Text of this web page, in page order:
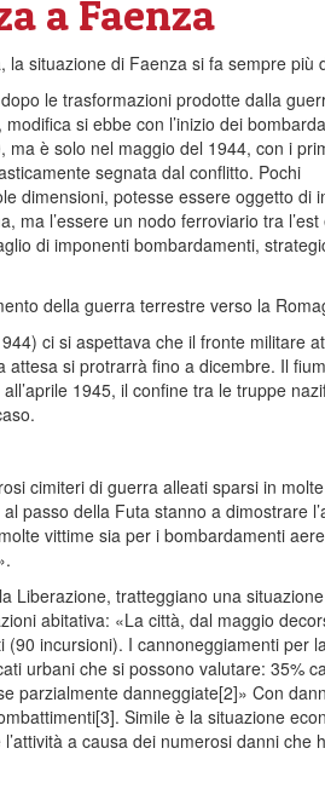
a Faenza
la situazione di Faenza si fa sempre più
le trasformazioni prodotte dalla
si ebbe con l’inizio dei
ma è solo nel maggio del 1944, con i
segnata dal conflitto. Pochi
dimensioni, potesse essere oggetto di
l’essere un nodo ferroviario tra l’est
di imponenti bombardamenti,
della guerra terrestre verso la
ci si aspettava che il fronte militare
si protrarrà fino a dicembre. Il
1945, il confine tra le truppe
cimiteri di guerra alleati sparsi in
passo della Futa stanno a dimostrare
vittime sia per i bombardamenti
Liberazione, tratteggiano una
abitativa: «La città, dal maggio
incursioni). I cannoneggiamenti per
urbani che si possono valutare: 35%
parzialmente danneggiate[2]» Con
Simile è la situazione
a causa dei numerosi danni che